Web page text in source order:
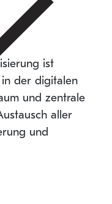
ist
der digitalen
und zentrale
aller
und